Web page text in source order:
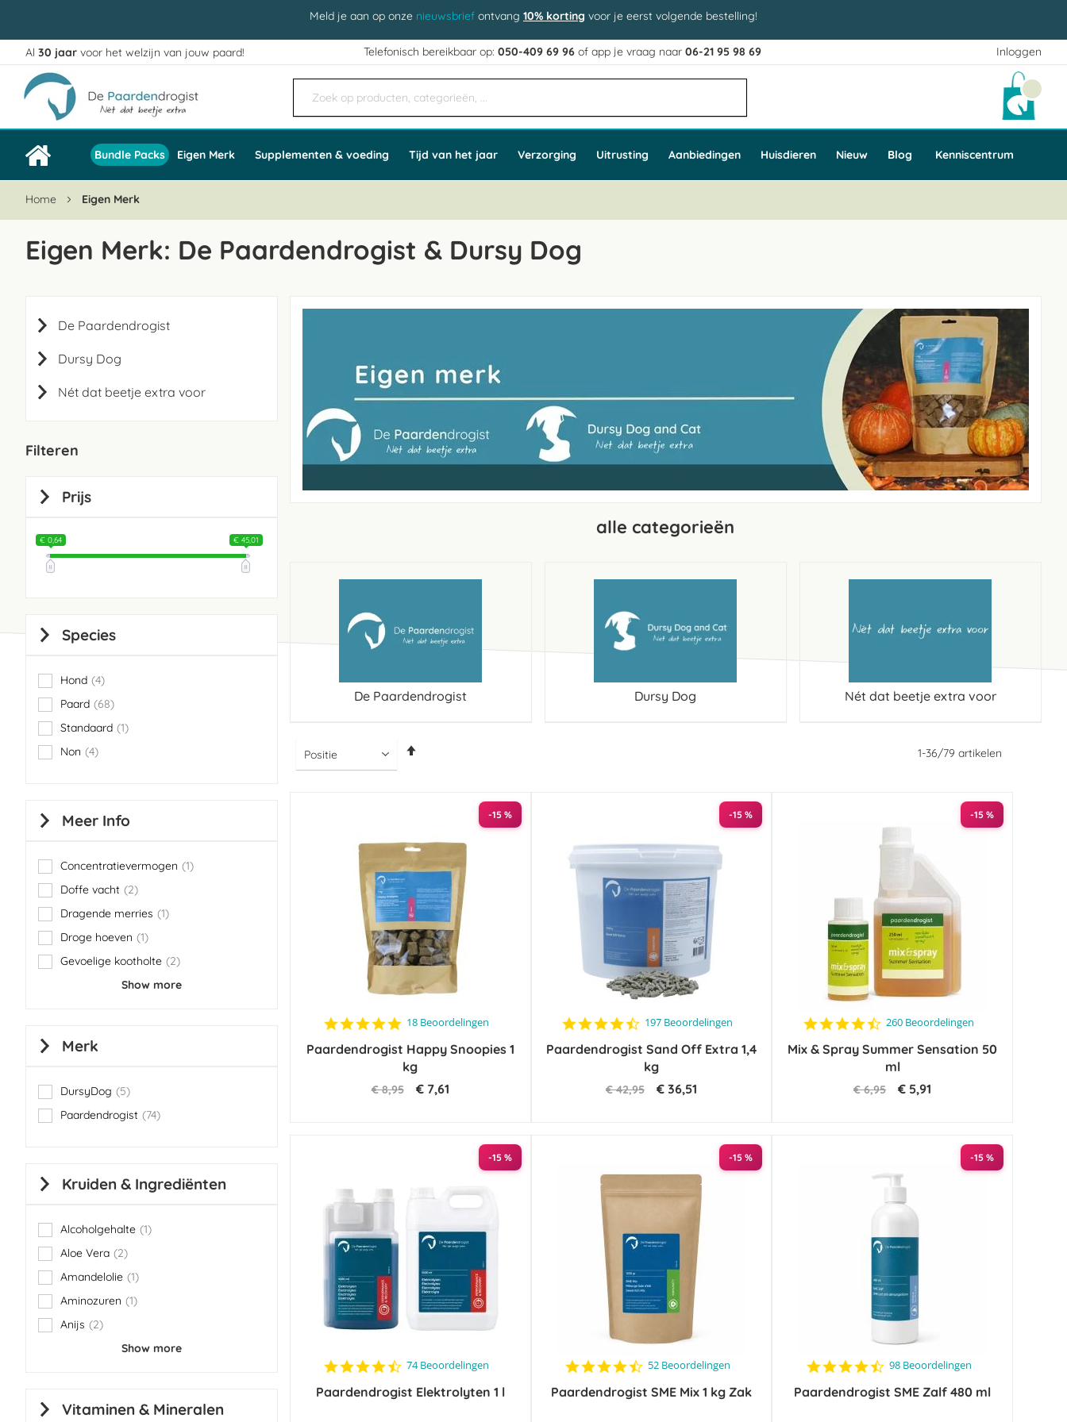
Meld je aan op onze nieuwsbrief ontvang 10% korting voor je eerst volgende bestelling!
Inloggen
Ga
naar
de
inhoud
Al 30 jaar voor het welzijn van jouw paard! Telefonisch bereikbaar op:050-409 69 96 of app je vraag naar06-21 95 98 69
Bundle Packs Eigen Merk Supplementen & voeding Tijd van het jaar Verzorging Uitrusting Aanbiedingen Huisdieren Nieuw Blog Kenniscentrum
Home Eigen Merk
Eigen Merk: De Paardendrogist & Dursy Dog
alle categorieën
De Paardendrogist Dursy Dog Nét dat beetje extra voor
1-36/79 artikelen
-15 %
4.9
rating
18 Beoordelingen
Paardendrogist Happy Snoopies 1
kg
€ 8,95 € 7,61
-15 %
4.5
rating
197 Beoordelingen
Paardendrogist Sand Off Extra 1,4
kg
€ 42,95 € 36,51
-15 %
4.4
rating
260 Beoordelingen
Mix & Spray Summer Sensation 50
ml
€ 6,95 € 5,91
-15 %
4.4
rating
74 Beoordelingen
Paardendrogist Elektrolyten 1 l
-15 %
4.6
rating
52 Beoordelingen
Paardendrogist SME Mix 1 kg Zak
-15 %
4.6
rating
98 Beoordelingen
Paardendrogist SME Zalf 480 ml
De Paardendrogist
Dursy Dog
Nét dat beetje extra voor
Filteren
Prijs
€ 0,64 € 45,01
Species
Hond 4
items
Paard
68
items
Standaard 1
item
Non
4
items
Meer Info
Concentratievermogen 1
item
Doffe vacht
2
items
Dragende merries
1
item
Droge hoeven
1
item
Gevoelige kootholte
2
items
Show more
Merk
DursyDog 5
items
Paardendrogist
74
items
Kruiden & Ingrediënten
Alcoholgehalte 1
item
Aloe Vera
2
items
Amandelolie 1
item
Aminozuren
1
item
Anijs
2
items
Show more
Vitaminen & Mineralen